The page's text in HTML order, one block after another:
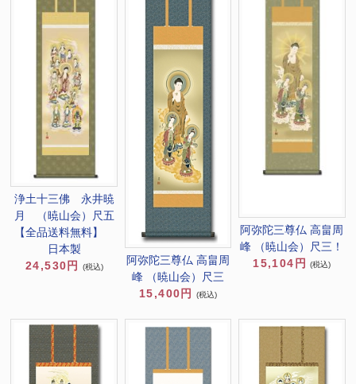
浄土十三佛 永井暁
月 （暁山会）尺五
【全品送料無料】
日本製
24,530円
(税込)
阿弥陀三尊仏 高畠周
峰 （暁山会）尺三
15,400円
(税込)
阿弥陀三尊仏 高畠周
峰 （暁山会）尺三！
15,104円
(税込)